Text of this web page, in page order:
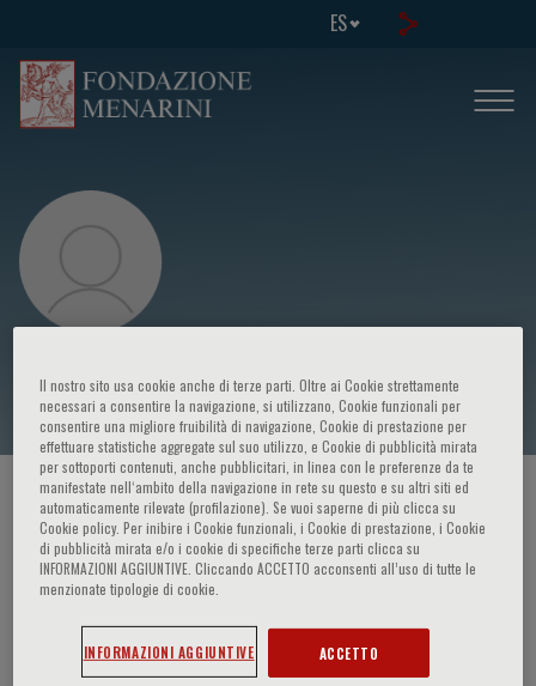
ES
Christophotos D. Olympios
HOME PAGE / CURSOS Y EVENTOS / ORADOR
Christophotos D. Olympios
Il nostro sito usa cookie anche di terze parti. Oltre ai Cookie strettamente
necessari a consentire la navigazione, si utilizzano, Cookie funzionali per
consentire una migliore fruibilità di navigazione, Cookie di prestazione per
effettuare statistiche aggregate sul suo utilizzo, e Cookie di pubblicità mirata
per sottoporti contenuti, anche pubblicitari, in linea con le preferenze da te
manifestate nell‘ambito della navigazione in rete su questo e su altri siti ed
automaticamente rilevate (profilazione). Se vuoi saperne di più clicca su
Cookie policy. Per inibire i Cookie funzionali, i Cookie di prestazione, i Cookie
di pubblicità mirata e/o i cookie di specifiche terze parti clicca su
INFORMAZIONI AGGIUNTIVE. Cliccando ACCETTO acconsenti all’uso di tutte le
menzionate tipologie di cookie.
INFORMAZIONI AGGIUNTIVE ACCETTO